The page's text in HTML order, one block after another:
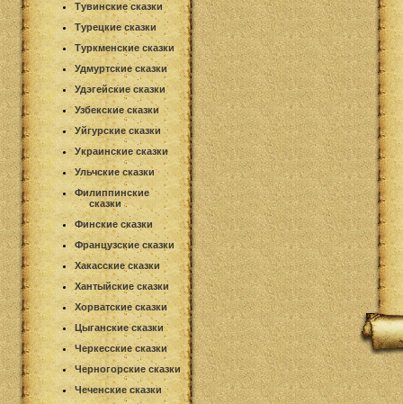
Тувинские сказки
Турецкие сказки
Туркменские сказки
Удмуртские сказки
Удэгейские сказки
Узбекские сказки
Уйгурские сказки
Украинские сказки
Ульчские сказки
Филиппинские
сказки
Финские сказки
Французские сказки
Хакасские сказки
Хантыйские сказки
Хорватские сказки
Цыганские сказки
Черкесские сказки
Черногорские сказки
Чеченские сказки